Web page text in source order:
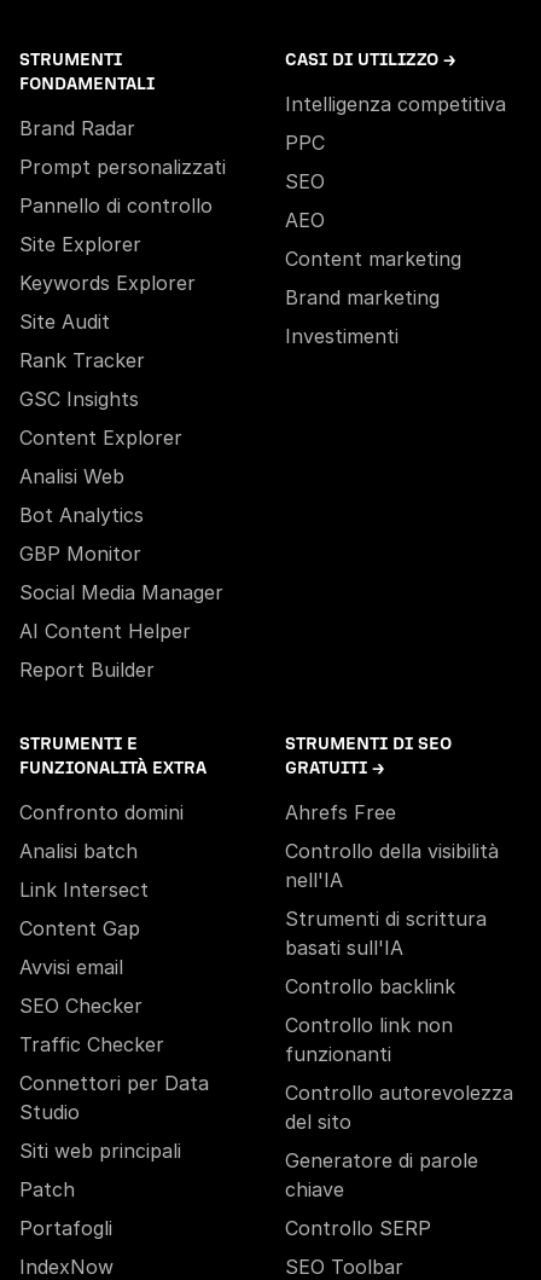
STRUMENTI
FONDAMENTALI
Brand Radar
Prompt personalizzati
Pannello di controllo
Site Explorer
Keywords Explorer
Site Audit
Rank Tracker
GSC Insights
Content Explorer
Analisi Web
Bot Analytics
GBP Monitor
Social Media Manager
AI Content Helper
Report Builder
CASI DI UTILIZZO →
Intelligenza competitiva
PPC
SEO
AEO
Content marketing
Brand marketing
Investimenti
STRUMENTI E
FUNZIONALITÀ EXTRA
Confronto domini
Analisi batch
Link Intersect
Content Gap
Avvisi email
SEO Checker
Traffic Checker
Connettori per Data
Studio
Siti web principali
Patch
Portafogli
IndexNow
STRUMENTI DI SEO
GRATUITI →
Ahrefs Free
Controllo della visibilità
nell'IA
Strumenti di scrittura
basati sull'IA
Controllo backlink
Controllo link non
funzionanti
Controllo autorevolezza
del sito
Generatore di parole
chiave
Controllo SERP
SEO Toolbar